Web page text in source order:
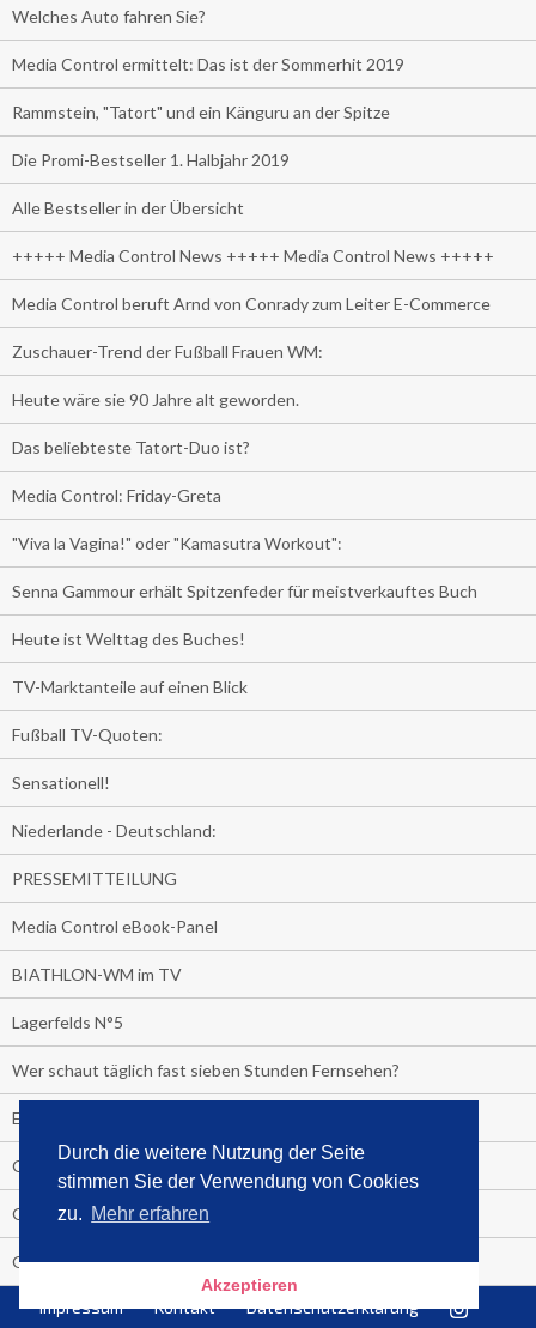
Durch die weitere Nutzung der Seite
stimmen Sie der Verwendung von Cookies
zu. Mehr erfahren
Akzeptieren
Welches Auto fahren Sie?
Media Control ermittelt: Das ist der Sommerhit 2019
Rammstein, "Tatort" und ein Känguru an der Spitze
Die Promi-Bestseller 1. Halbjahr 2019
Alle Bestseller in der Übersicht
+++++ Media Control News +++++ Media Control News +++++
Media Control beruft Arnd von Conrady zum Leiter E-Commerce
Zuschauer-Trend der Fußball Frauen WM:
Heute wäre sie 90 Jahre alt geworden.
Das beliebteste Tatort-Duo ist?
Media Control: Friday-Greta
"Viva la Vagina!" oder "Kamasutra Workout":
Senna Gammour erhält Spitzenfeder für meistverkauftes Buch
Heute ist Welttag des Buches!
TV-Marktanteile auf einen Blick
Fußball TV-Quoten:
Sensationell!
Niederlande - Deutschland:
PRESSEMITTEILUNG
Media Control eBook-Panel
BIATHLON-WM im TV
Lagerfelds N°5
Wer schaut täglich fast sieben Stunden Fernsehen?
Es Pilchert allerorten
Geheime Promi-Bücher-Bestenliste
Gratis-E-Book-Aktionen
Gefahr fürs Dschungelcamp!
PRESSEMITTEILUNG
Impressum Kontakt Datenschutzerklärung